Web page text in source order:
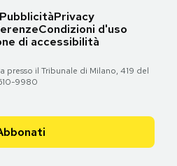
PubblicitàPrivacy
Condizioni d'uso
di accessibilità
presso il Tribunale di Milano, 419 del
9980